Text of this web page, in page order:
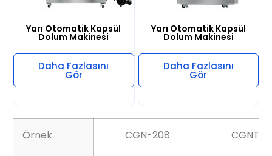
Yarı Otomatik Kapsül
Dolum Makinesi
Daha Fazlasını
Gör
Yarı Otomatik Kapsül
Dolum Makinesi
Daha Fazlasını
Gör
Örnek CGN-208 CGNT-